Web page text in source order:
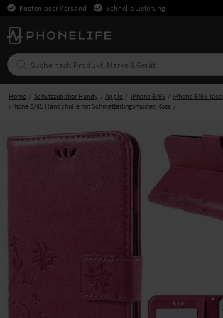
Kostenloser Versand Schnelle Lieferung
Home Schutzzubehör Handy Apple iPhone 6/6S
iPhone 6/6S
iPhone 6/6S Handyhülle mit Schmetterlingsmuster, Rosa